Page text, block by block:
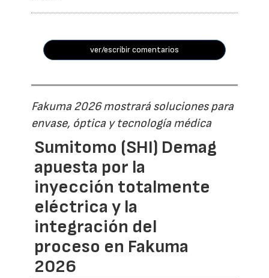
ver/escribir comentarios
Fakuma 2026 mostrará soluciones para
envase, óptica y tecnología médica
Sumitomo (SHI) Demag
apuesta por la
inyección totalmente
eléctrica y la
integración del
proceso en Fakuma
2026